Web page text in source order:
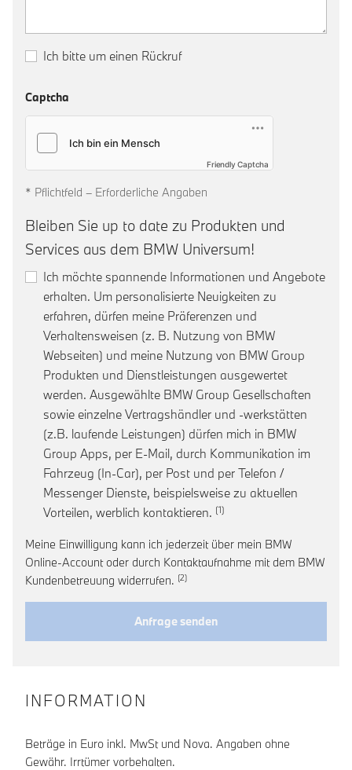
Ich bitte um einen Rückruf
Captcha
Friendly Captcha
* Pflichtfeld – Erforderliche Angaben
Bleiben Sie up to date zu Produkten und
Services aus dem BMW Universum!
Ich möchte spannende Informationen und Angebote
erhalten. Um personalisierte Neuigkeiten zu
erfahren, dürfen meine Präferenzen und
Verhaltensweisen (z. B. Nutzung von BMW
Webseiten) und meine Nutzung von BMW Group
Produkten und Dienstleistungen ausgewertet
werden. Ausgewählte BMW Group Gesellschaften
sowie einzelne Vertragshändler und -werkstätten
(z.B. laufende Leistungen) dürfen mich in BMW
Group Apps, per E-Mail, durch Kommunikation im
Fahrzeug (In-Car), per Post und per Telefon /
Messenger Dienste, beispielsweise zu aktuellen
Vorteilen, werblich kontaktieren. Link zur Fußnote:
Meine Einwilligung kann ich jederzeit über mein BMW
Online-Account oder durch Kontaktaufnahme mit dem BMW
Kundenbetreuung widerrufen. Link zur Fußnote: Widerruf der
Anfrage senden
INFORMATION
Beträge in Euro inkl. MwSt und Nova. Angaben ohne
Gewähr. Irrtümer vorbehalten.